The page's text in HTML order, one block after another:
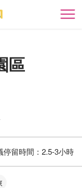
開
區
停留時間： 2.5-3小時